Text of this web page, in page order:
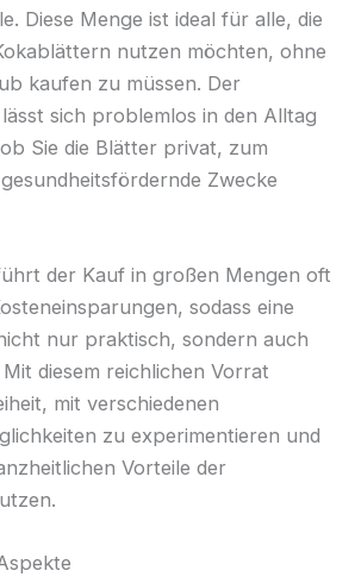
Diese Menge ist ideal für alle, die
nutzen möchten, ohne
kaufen zu müssen. Der
sich problemlos in den Alltag
Sie die Blätter privat, zum
Zwecke
der Kauf in großen Mengen oft
sodass eine
nur praktisch, sondern auch
diesem reichlichen Vorrat
mit verschiedenen
zu experimentieren und
Vorteile der